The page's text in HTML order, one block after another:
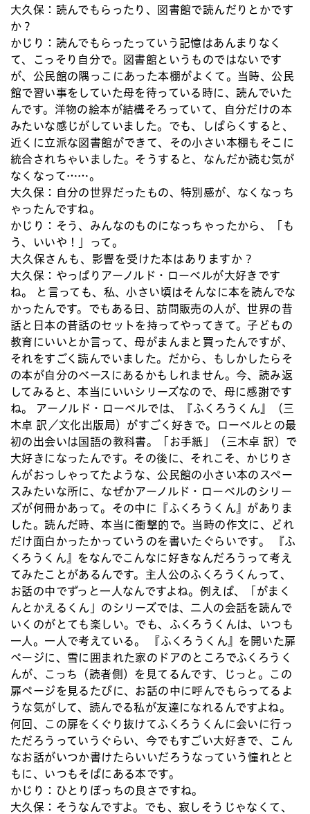
大久保： 読んでもらったり、図書館で読んだりとかです
か？
かじり： 読んでもらったっていう記憶はあんまりなく
て、こっそり自分で。図書館というものではないです
が、公民館の隅っこにあった本棚がよくて。当時、公民
館で習い事をしていた母を待っている時に、読んでいた
んです。洋物の絵本が結構そろっていて、自分だけの本
みたいな感じがしていました。でも、しばらくすると、
近くに立派な図書館ができて、その小さい本棚もそこに
統合されちゃいました。そうすると、なんだか読む気が
なくなって……。
大久保：
自分の世界だったもの、特別感が、なくなっち
ゃったんですね。
かじり： そう、みんなのものになっちゃったから、「も
う、いいや！」って。
大久保さんも、影響を受けた本はありますか？
大久保： やっぱりアーノルド・ローベルが大好きです
ね。 と言っても、私、小さい頃はそんなに本を読んでな
かったんです。でもある日、訪問販売の人が、世界の昔
話と日本の昔話のセットを持ってやってきて。子どもの
教育にいいとか言って、母がまんまと買ったんですが、
それをすごく読んでいました。だから、もしかしたらそ
の本が自分のベースにあるかもしれません。今、読み返
してみると、本当にいいシリーズなので、母に感謝です
ね。 アーノルド・ローベルでは、『ふくろうくん』（三
木卓 訳／文化出版局）がすごく好きで。ローベルとの最
初の出会いは国語の教科書。「お手紙」（三木卓 訳）で
大好きになったんです。その後に、それこそ、かじりさ
んがおっしゃってたような、公民館の小さい本のスペー
スみたいな所に、なぜかアーノルド・ローベルのシリー
ズが何冊かあって。その中に『ふくろうくん』がありま
した。読んだ時、本当に衝撃的で。当時の作文に、どれ
だけ面白かったかっていうのを書いたぐらいです。 『ふ
くろうくん』をなんでこんなに好きなんだろうって考え
てみたことがあるんです。主人公のふくろうくんって、
お話の中でずっと一人なんですよね。例えば、「がまく
んとかえるくん」のシリーズでは、二人の会話を読んで
いくのがとても楽しい。でも、ふくろうくんは、いつも
一人。一人で考えている。 『ふくろうくん』を開いた扉
ページに、雪に囲まれた家のドアのところでふくろうく
んが、こっち（読者側）を見てるんです、じっと。この
扉ページを見るたびに、お話の中に呼んでもらってるよ
うな気がして、読んでる私が友達になれるんですよね。
何回、この扉をくぐり抜けてふくろうくんに会いに行っ
ただろうっていうぐらい、今でもすごい大好きで、こん
なお話がいつか書けたらいいだろうなっていう憧れとと
もに、いつもそばにある本です。
かじり：
ひとりぼっちの良さですね。
大久保： そうなんですよ。でも、寂しそうじゃなくて、